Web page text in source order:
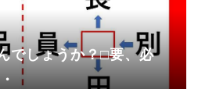
でしょうか？□要、必